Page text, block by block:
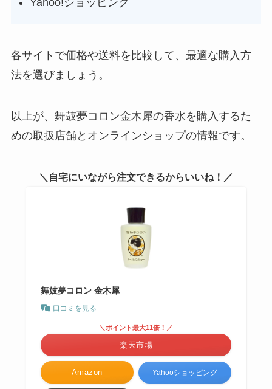
各サイトで価格や送料を比較して、最適な購入方
法を選びましょう。
以上が、舞鼓夢コロン金木犀の香水を購入するた
めの取扱店舗とオンラインショップの情報です。
＼自宅にいながら注文できるからいいね！／
舞妓夢コロン 金木犀
口コミを見る
Amazon
＼ポイント最大11倍！／
楽天市場
Yahooショッピング